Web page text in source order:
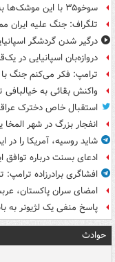
سوخو۳۵ با این موشک‌ها به ناوهای‌جنگی حمله می‌کند
تلگراف: جنگ علیه ایران
درگیر شدن گردشگر
دروازه‌بان اسپانیایی در
ترامپ: فکر می‌کنم جنگ با
واکنش بقائی به خیالبافی
استقبال خاص دخترک
انفجار بزرگ در شهر المخا
شاید روسیه، آمریکا را در
ادعای بسنت درباره توافق
افشاگری برادرزاده
امضای سران پاکستان،
پاسخ منفی یک لژیونر به
حوادث